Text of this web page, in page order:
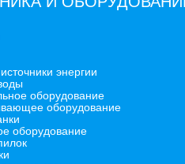
энергии
оборудование
оборудование
оборудование